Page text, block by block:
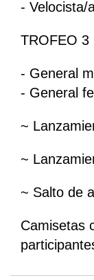
- Velocista/
TROFEO 3
- General
- General
~
~
~ Salto de
Camisetas